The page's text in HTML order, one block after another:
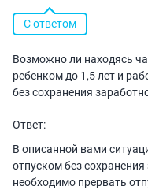
С ответом
Возможно ли находясь
ребенком до 1,5 лет и
без сохранения
Ответ:
В описанной вами
отпуском без
необходимо прервать